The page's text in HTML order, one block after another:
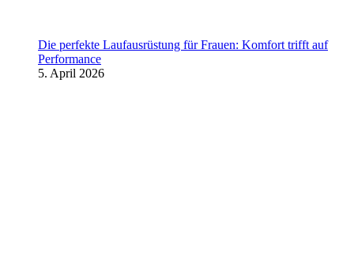
Die perfekte Laufausrüstung für Frauen: Komfort trifft auf
Performance
5. April 2026